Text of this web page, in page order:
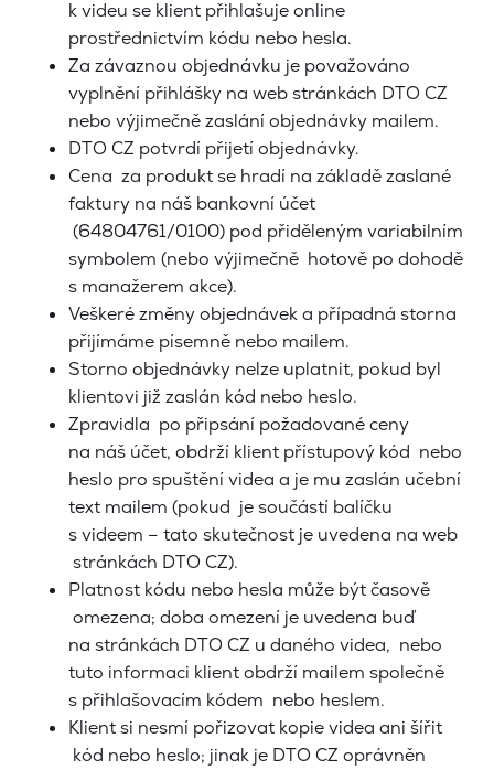
k videu se klient přihlašuje online
prostřednictvím kódu nebo hesla.
Za závaznou objednávku je považováno
vyplnění přihlášky na web stránkách DTO CZ
nebo výjimečně zaslání objednávky mailem.
DTO CZ potvrdí přijetí objednávky.
Cena za produkt se hradí na základě zaslané
faktury na náš bankovní účet
(64804761/0100) pod přiděleným variabilním
symbolem (nebo výjimečně hotově po dohodě
s manažerem akce).
Veškeré změny objednávek a případná storna
přijímáme písemně nebo mailem.
Storno objednávky nelze uplatnit, pokud byl
klientovi již zaslán kód nebo heslo.
Zpravidla po připsání požadované ceny
na náš účet, obdrží klient přístupový kód nebo
heslo pro spuštění videa a je mu zaslán učební
text mailem (pokud je součástí balíčku
s videem – tato skutečnost je uvedena na web
stránkách DTO CZ).
Platnost kódu nebo hesla může být časově
omezena; doba omezení je uvedena buď
na stránkách DTO CZ u daného videa, nebo
tuto informaci klient obdrží mailem společně
s přihlašovacím kódem nebo heslem.
Klient si nesmí pořizovat kopie videa ani šířit
kód nebo heslo; jinak je DTO CZ oprávněn